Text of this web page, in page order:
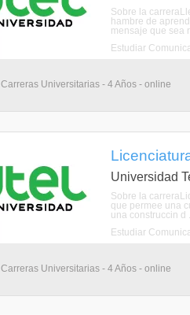
Sobre la
hambre de
mensaje que sea
Estudiar
Carreras Universitarias - 4 Años - online
Universidad
Sobre la
que permee una
una construccin d
Estudiar
Carreras Universitarias - 4 Años - online